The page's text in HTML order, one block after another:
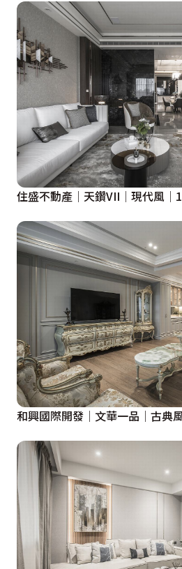
住盛不動產│天鑽VII│現代風
和興國際開發│文華一品│古典